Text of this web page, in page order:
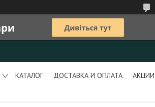
КАТАЛОГ ДОСТАВКА И ОПЛАТА АКЦИИ